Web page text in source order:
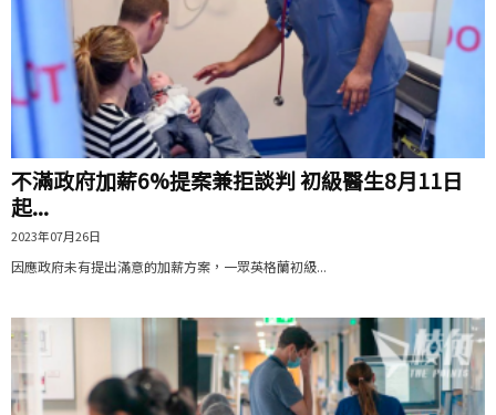
不滿政府加薪6%提案兼拒談判 初級醫生8月11日
起...
2023年07月26日
因應政府未有提出滿意的加薪方案，一眾英格蘭初級...